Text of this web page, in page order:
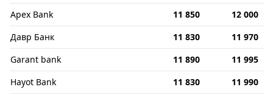
Apex Bank
11 850
12 000
Давр Банк
11 830
11 970
Garant bank
11 890
11 995
Hayot Bank
11 830
11 990